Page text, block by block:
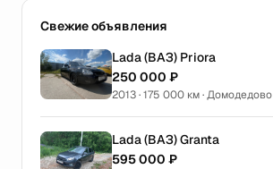
Свежие объявления
Lada (ВАЗ) Priora
250 000 ₽
2013 · 175 000 км · Домодедово
Lada (ВАЗ) Granta
595 000 ₽